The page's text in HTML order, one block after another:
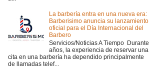
La barbería entra en una nueva era:
Barberisimo anuncia su lanzamiento
oficial para el Día Internacional del
Barbero
Servicios/Noticias A Tiempo Durante
años, la experiencia de reservar una
cita en una barbería ha dependido principalmente
de llamadas telef...